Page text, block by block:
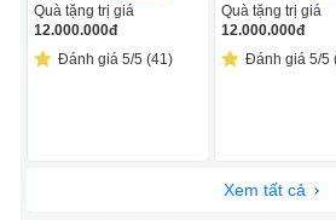
Quà tặng trị giá
12.000.000đ
Đánh giá 5/5 (41)
Quà tặng trị giá
12.000.000đ
Đánh giá 5/5
Xem tất cả